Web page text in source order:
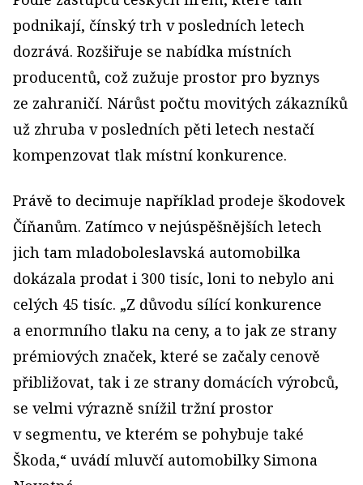
podnikají, čínský trh v posledních letech
dozrává. Rozšiřuje se nabídka místních
producentů, což zužuje prostor pro byznys
ze zahraničí. Nárůst počtu movitých zákazníků
už zhruba v posledních pěti letech nestačí
kompenzovat tlak místní konkurence.
Právě to decimuje například prodeje škodovek
Číňanům. Zatímco v nejúspěšnějších letech
jich tam mladoboleslavská automobilka
dokázala prodat i 300 tisíc, loni to nebylo ani
celých 45 tisíc. „Z důvodu sílící konkurence
a enormního tlaku na ceny, a to jak ze strany
prémiových značek, které se začaly cenově
přibližovat, tak i ze strany domácích výrobců,
se velmi výrazně snížil tržní prostor
v segmentu, ve kterém se pohybuje také
Škoda,“ uvádí mluvčí automobilky Simona